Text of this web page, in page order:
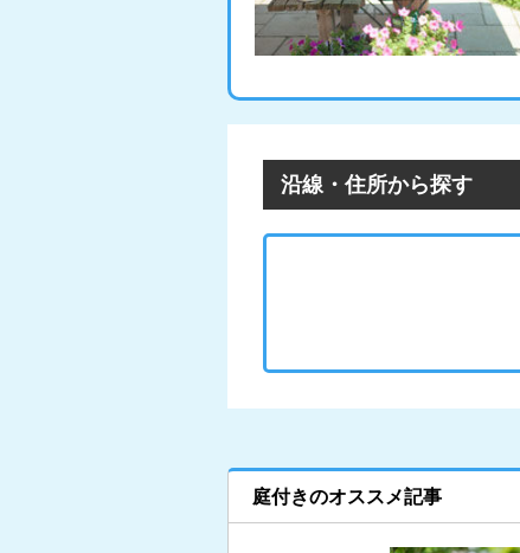
沿線・住所から探す
庭付きのオススメ記事